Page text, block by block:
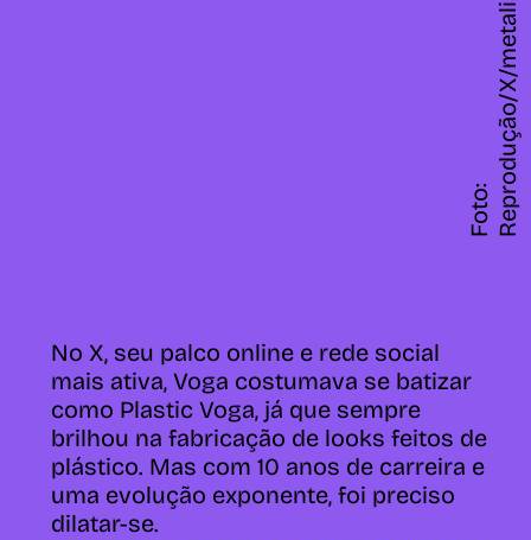
No X, seu palco online e rede social
mais ativa, Voga costumava se batizar
como Plastic Voga, já que sempre
brilhou na fabricação de looks feitos de
plástico. Mas com 10 anos de carreira e
uma evolução exponente, foi preciso
dilatar-se.
F
o
t
o
:
R
e
p
r
d
u
ç
ã
o
/
X
/
m
e
t
a
li
c
v
o
g